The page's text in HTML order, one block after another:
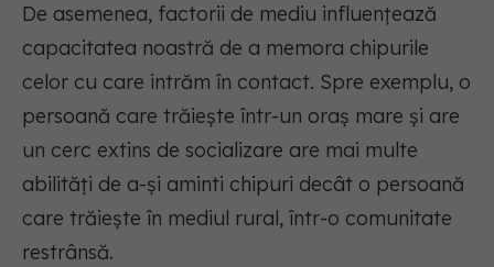
De asemenea, factorii de mediu influențează
capacitatea noastră de a memora chipurile
celor cu care intrăm în contact. Spre exemplu, o
persoană care trăiește într-un oraș mare și are
un cerc extins de socializare are mai multe
abilități de a-și aminti chipuri decât o persoană
care trăiește în mediul rural, într-o comunitate
restrânsă.